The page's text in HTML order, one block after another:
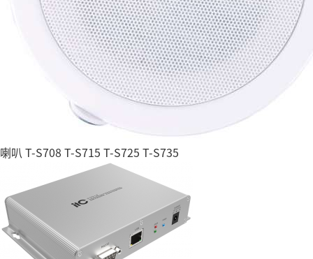
喇叭 T-S708 T-S715 T-S725 T-S735